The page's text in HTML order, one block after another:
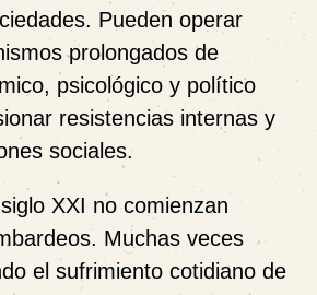
Pueden operar
prolongados de
psicológico y político
resistencias internas y
sociales.
XXI no comienzan
Muchas veces
el sufrimiento cotidiano de